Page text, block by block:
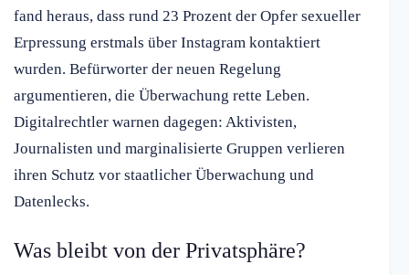
fand heraus, dass rund 23 Prozent der Opfer sexueller
Erpressung erstmals über Instagram kontaktiert
wurden. Befürworter der neuen Regelung
argumentieren, die Überwachung rette Leben.
Digitalrechtler warnen dagegen: Aktivisten,
Journalisten und marginalisierte Gruppen verlieren
ihren Schutz vor staatlicher Überwachung und
Datenlecks.
Was bleibt von der Privatsphäre?